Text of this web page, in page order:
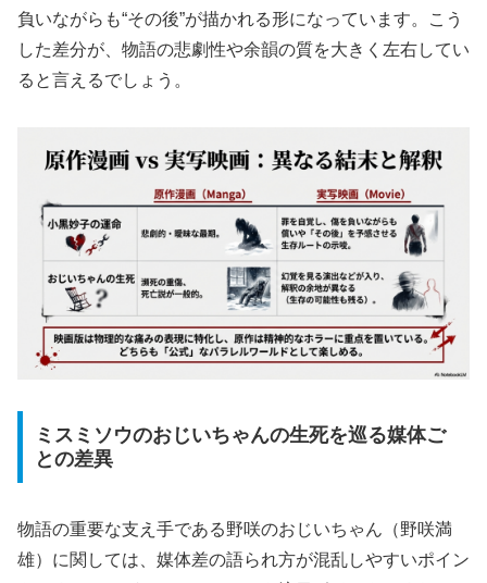
負いながらも“その後”が描かれる形になっています。こう
した差分が、物語の悲劇性や余韻の質を大きく左右してい
ると言えるでしょう。
ミスミソウのおじいちゃんの生死を巡る媒体ご
との差異
物語の重要な支え手である野咲のおじいちゃん（野咲満
雄）に関しては、媒体差の語られ方が混乱しやすいポイン